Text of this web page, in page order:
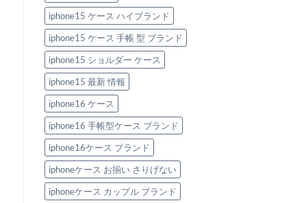
iphone15 ケース ハイブランド
iphone15 ケース 手帳 型 ブランド
iphone15 ショルダー ケース
iphone15 最新 情報
iphone16 ケース
iphone16 手帳型ケース ブランド
iphone16ケース ブランド
iphoneケース お揃い さりげない
iphoneケース カップル ブランド